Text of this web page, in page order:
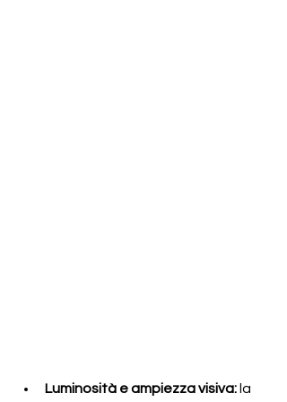
Luminosità e ampiezza visiva: la